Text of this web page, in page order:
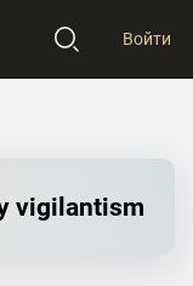
Войти
vigilantism